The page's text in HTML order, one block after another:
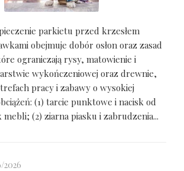
parkietu przed krzesłem
obejmuje dobór osłon oraz zasad
ograniczają rysy, matowienie i
wykończeniowej oraz drewnie,
pracy i zabawy o wysokiej
(1) tarcie punktowe i nacisk od
(2) ziarna piasku i zabrudzenia...
2026